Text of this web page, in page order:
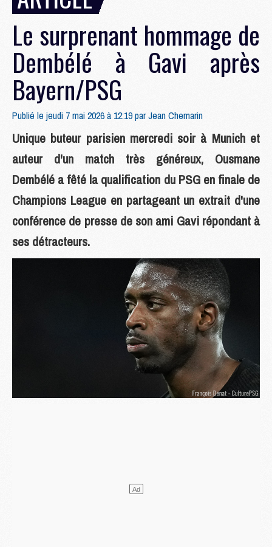
Le surprenant hommage de
Dembélé à Gavi après
Bayern/PSG
Publié le jeudi 7 mai 2026 à 12:19 parJean Chemarin
Unique buteur parisien mercredi soir à Munich et
auteur d'un match très généreux, Ousmane
Dembélé a fêté la qualification du PSG en finale de
Champions League en partageant un extrait d'une
conférence de presse de son ami Gavi répondant à
ses détracteurs.